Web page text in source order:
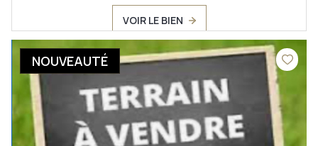
VOIR LE BIEN
NOUVEAUTÉ